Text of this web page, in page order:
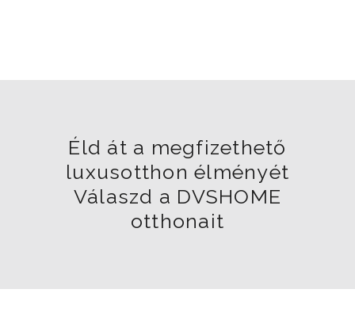
Éld át a megfizethető
luxusotthon élményét
Válaszd a DVSHOME
otthonait